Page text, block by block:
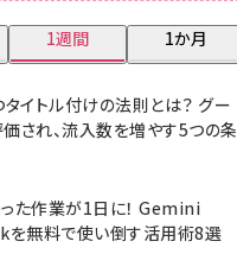
1週間 1か月
イトル付けの法則とは？ グー
され、流入数を増やす5つの条
た作業が1日に！ Gemini
無料で使い倒す活用術8選